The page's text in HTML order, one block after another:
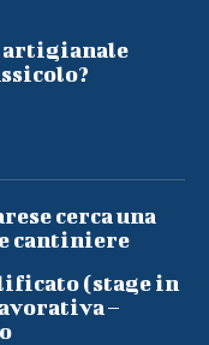
artigianale
cerca una
cantiniere
(stage in
–